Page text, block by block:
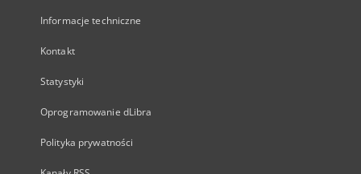
Informacje techniczne
Kontakt
Statystyki
Oprogramowanie dLibra
Polityka prywatności